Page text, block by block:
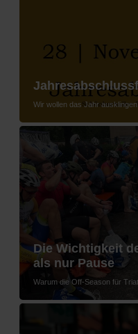
Wir wollen das Jahr
Die Wichtigkeit
als nur Pause
Warum die Off-Season für